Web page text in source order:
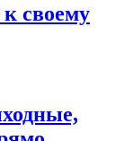
своему